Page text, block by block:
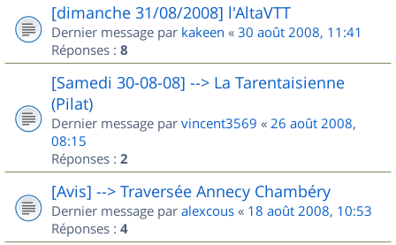
[dimanche 31/08/2008] l'AltaVTT
Dernier message par kakeen « 30 août 2008, 11:41
Réponses : 8
[Samedi 30-08-08] --> La Tarentaisienne
(Pilat)
Dernier message par vincent3569 « 26 août 2008,
08:15
Réponses : 2
[Avis] --> Traversée Annecy Chambéry
Dernier message par alexcous « 18 août 2008, 10:53
Réponses : 4